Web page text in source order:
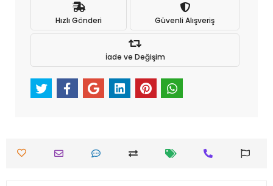
Hızlı Gönderi Güvenli Alışveriş
İade ve Değişim